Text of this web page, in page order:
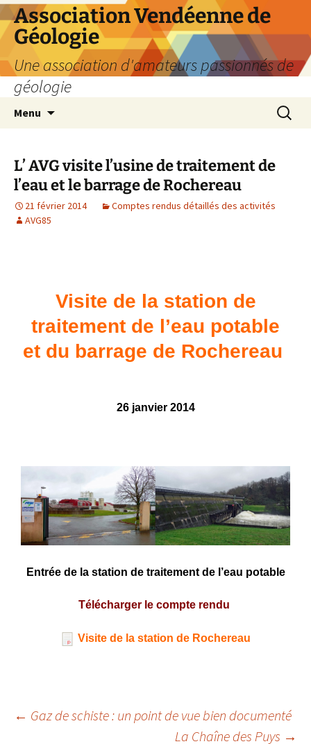
Aller
au
contenu
Association Vendéenne de
Géologie
Une association d'amateurs passionnés de
géologie
Menu
L’ AVG visite l’usine de traitement de
l’eau et le barrage de Rochereau
21 février 2014
Comptes rendus détaillés des activités
AVG85
Visite de la station de
traitement de l’eau potable
et du barrage de Rochereau
26 janvier 2014
Entrée de la station de traitement de l’eau potable
Télécharger le compte rendu
Visite de la station de Rochereau
Navigation
← Gaz de schiste : un point de vue bien documenté
La Chaîne des Puys →